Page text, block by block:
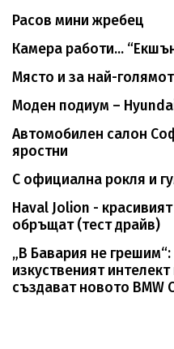
Расов мини жребец
Камера работи...
Място и за най-
Моден подиум –
Автомобилен салон
яростни
С официална рокля и
Haval Jolion -
обръщат (тест драйв)
„В Бавария не
изкуственият
създават новото BMW